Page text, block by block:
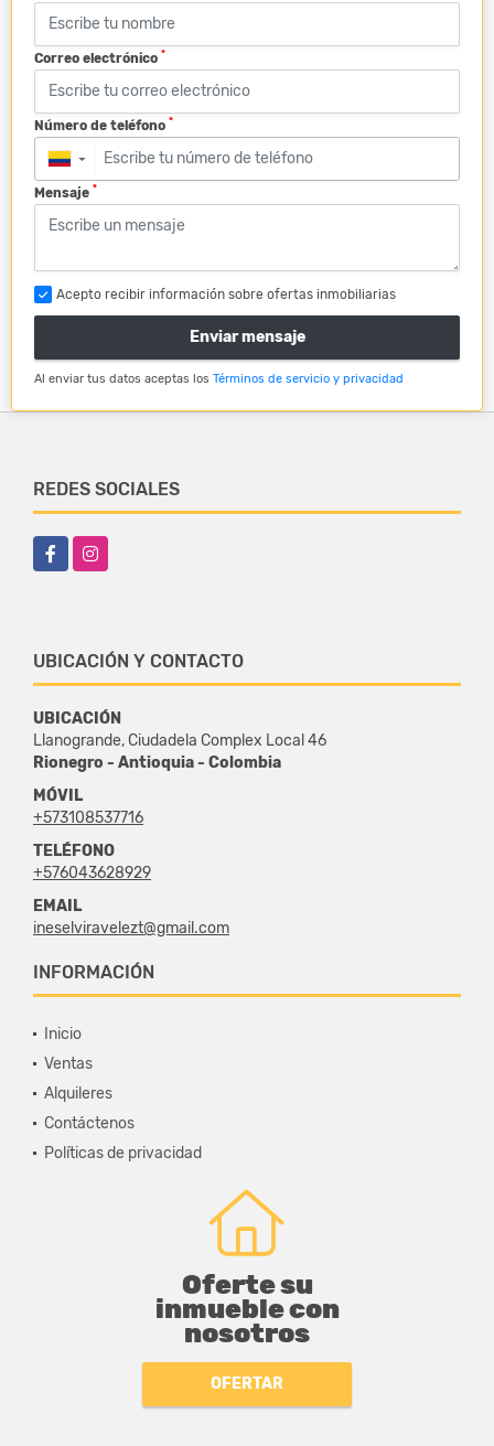
Correo electrónico *
Número de teléfono *
▼
Mensaje *
Acepto recibir información sobre ofertas inmobiliarias
Enviar mensaje
Al enviar tus datos aceptas los Términos de servicio y privacidad
REDES SOCIALES
FacebookInstagram
UBICACIÓN Y CONTACTO
UBICACIÓN
Llanogrande, Ciudadela Complex Local 46
Rionegro - Antioquia - Colombia
MÓVIL
+573108537716
TELÉFONO
+576043628929
EMAIL
ineselviravelezt@gmail.com
INFORMACIÓN
Inicio
Ventas
Alquileres
Contáctenos
Políticas de privacidad
Oferte su
inmueble con
nosotros
OFERTAR